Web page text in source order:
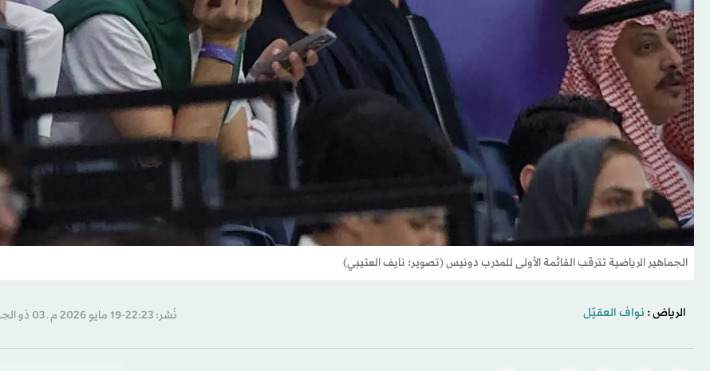
الجماهير الرياضية تترقب القائمة الأولى للمدرب دونيس (تصوير: نايف العتيبي)
الرياض : نواف العقيّل نُشر: 22:23-19 مايو 2026 م ـ 03 ذو الحِجّة 1447 هـ